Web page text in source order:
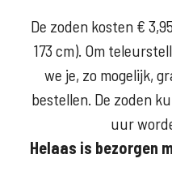
De zoden kosten €
173 cm). Om
we je, zo mogelijk,
bestellen. De zoden
uur
Helaas is bezorgen